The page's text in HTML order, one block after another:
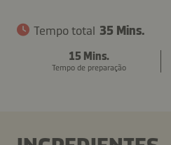
Tempo total 35 Mins.
15 Mins.
Tempo de preparação